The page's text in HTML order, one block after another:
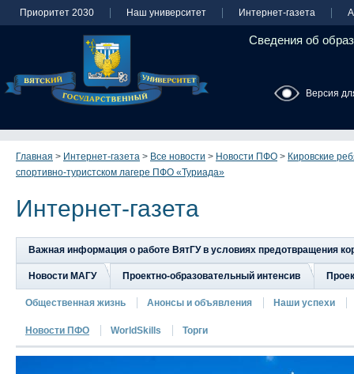
Приоритет 2030 Наш университет Интернет-газета
Сведения об
Версия
Главная > Интернет-газета > Все новости > Новости ПФО > Кировские
спортивно-туристском лагере ПФО «Туриада»
Интернет-газета
Важная информация о работе ВятГУ в условиях предотвращения
Новости МАГУ Проектно-образовательный интенсив
Общественная жизнь Анонсы и объявления Наши успехи
Новости ПФО WorldSkills Торги